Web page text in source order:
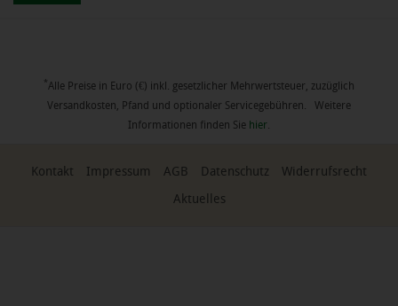
* Alle Preise in Euro (€) inkl. gesetzlicher Mehrwertsteuer, zuzüglich
Versandkosten, Pfand und optionaler Servicegebühren. Weitere
Informationen finden Sie hier
Kontakt Impressum AGB Datenschutz
Widerrufsrecht
Aktuelles